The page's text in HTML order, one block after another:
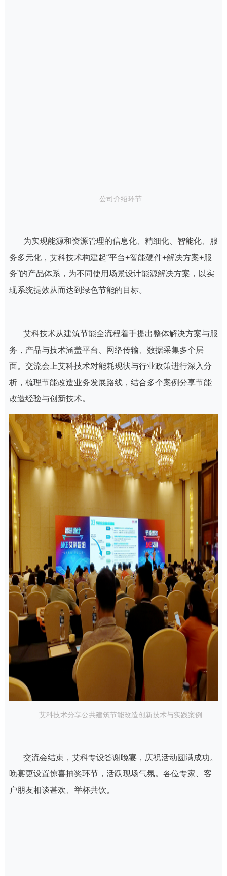
公司介绍环节
为实现能源和资源管理的信息化、精细化、智能化、服
务多元化，艾科技术构建起“平台+智能硬件+解决方案+服
务”的产品体系，为不同使用场景设计能源解决方案，以实
现系统提效从而达到绿色节能的目标。
艾科技术从建筑节能全流程着手提出整体解决方案与服
务，产品与技术涵盖平台、网络传输、数据采集多个层
面。交流会上艾科技术对能耗现状与行业政策进行深入分
析，梳理节能改造业务发展路线，结合多个案例分享节能
改造经验与创新技术。
艾科技术分享公共建筑节能改造创新技术与实践案例
交流会结束，艾科专设答谢晚宴，庆祝活动圆满成功。
晚宴更设置惊喜抽奖环节，活跃现场气氛。各位专家、客
户朋友相谈甚欢、举杯共饮。